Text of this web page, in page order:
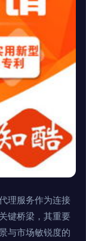
理服务作为连接
键桥梁，其重要
与市场敏锐度的